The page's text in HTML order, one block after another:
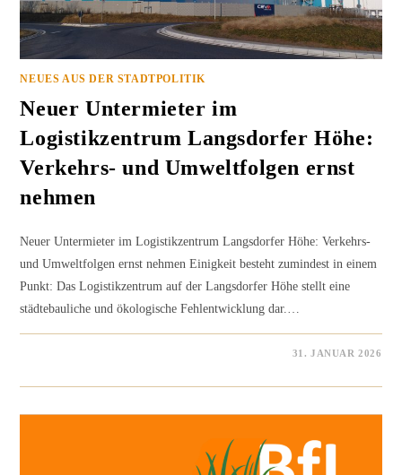
NEUES AUS DER STADTPOLITIK
Neuer Untermieter im
Logistikzentrum Langsdorfer Höhe:
Verkehrs- und Umweltfolgen ernst
nehmen
Neuer Untermieter im Logistikzentrum Langsdorfer Höhe: Verkehrs-
und Umweltfolgen ernst nehmen Einigkeit besteht zumindest in einem
Punkt: Das Logistikzentrum auf der Langsdorfer Höhe stellt eine
städtebauliche und ökologische Fehlentwicklung dar.…
31. JANUAR 2026